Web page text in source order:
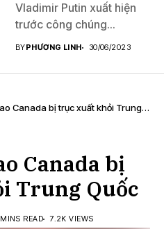
Vladimir Putin xuất hiện
trước công chúng...
BYPHƯƠNG LINH 30/06/2023
Canada bị trục xuất khỏi Trung
Canada bị
Trung Quốc
READ 7.2K VIEWS